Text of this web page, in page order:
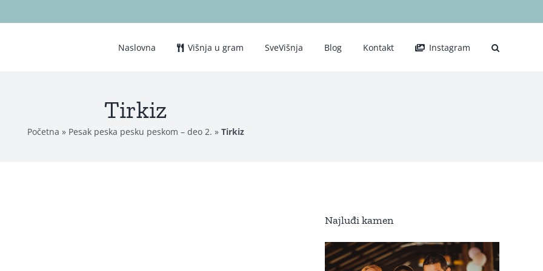
Naslovna Višnja u gram SveVišnja Blog Kontakt Instagram
Tirkiz
Početna » Pesak peska pesku peskom – deo 2. » Tirkiz
Najluđi kamen